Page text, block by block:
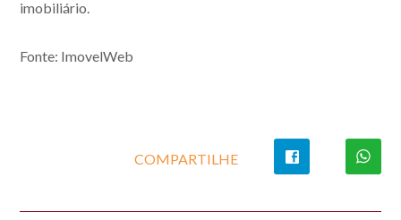
imobiliário.
Fonte: ImovelWeb
COMPARTILHE